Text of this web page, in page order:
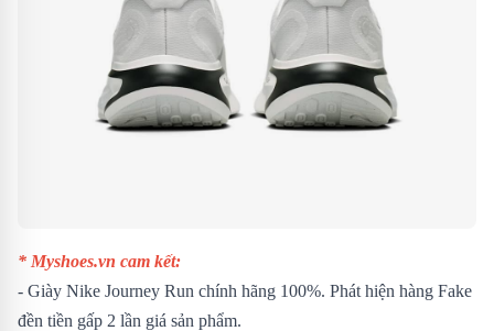
* Myshoes.vn cam kết:
- Giày Nike Journey Run chính hãng 100%. Phát hiện hàng Fake
đền tiền gấp 2 lần giá sản phẩm.